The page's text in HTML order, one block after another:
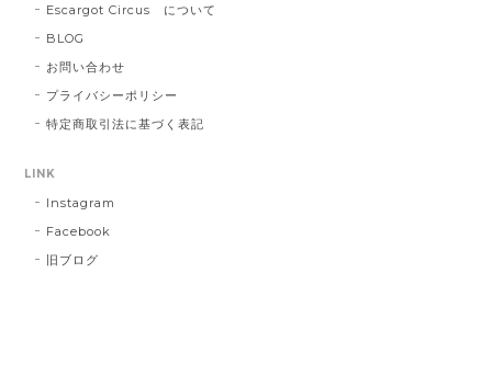
Escargot Circus について
BLOG
お問い合わせ
プライバシーポリシー
特定商取引法に基づく表記
LINK
Instagram
Facebook
旧ブログ